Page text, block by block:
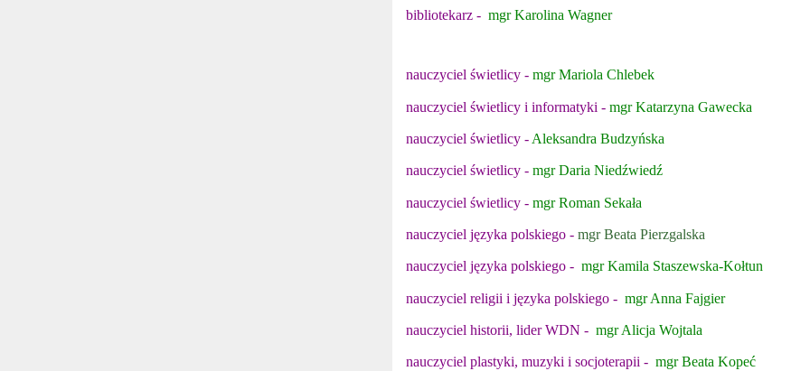
bibliotekarz - mgr Karolina Wagner
nauczyciel świetlicy - mgr Mariola Chlebek
nauczyciel świetlicy i informatyki - mgr Katarzyna Gawecka
nauczyciel świetlicy - Aleksandra Budzyńska
nauczyciel świetlicy - mgr Daria Niedźwiedź
nauczyciel świetlicy - mgr Roman Sekała
nauczyciel języka polskiego - mgr Beata Pierzgalska
nauczyciel języka polskiego - mgr Kamila Staszewska-Kołtun
nauczyciel religii i języka polskiego - mgr Anna Fajgier
nauczyciel historii, lider WDN - mgr Alicja Wojtala
nauczyciel plastyki, muzyki i socjoterapii - mgr Beata Kopeć